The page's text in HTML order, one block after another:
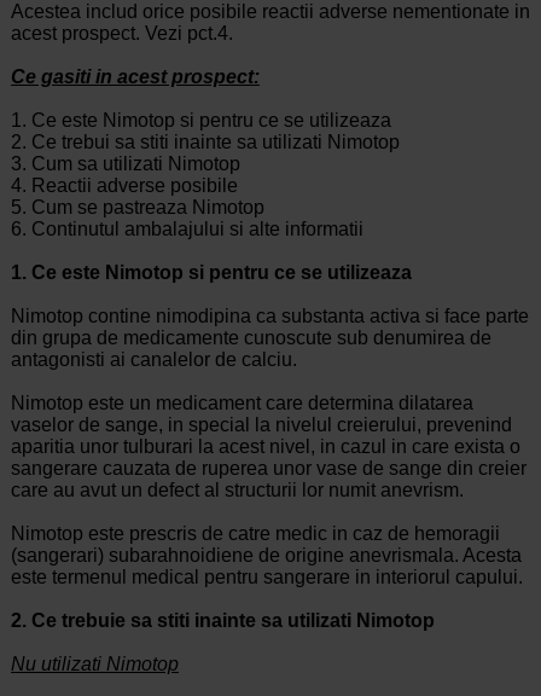
Acestea includ orice posibile reactii adverse nementionate in
acest prospect. Vezi pct.4.
Ce gasiti in acest prospect:
1. Ce este Nimotop si pentru ce se utilizeaza
2. Ce trebui sa stiti inainte sa utilizati Nimotop
3. Cum sa utilizati Nimotop
4. Reactii adverse posibile
5. Cum se pastreaza Nimotop
6. Continutul ambalajului si alte informatii
1. Ce este Nimotop si pentru ce se utilizeaza
Nimotop contine nimodipina ca substanta activa si face parte
din grupa de medicamente cunoscute sub denumirea de
antagonisti ai canalelor de calciu.
Nimotop este un medicament care determina dilatarea
vaselor de sange, in special la nivelul creierului, prevenind
aparitia unor tulburari la acest nivel, in cazul in care exista o
sangerare cauzata de ruperea unor vase de sange din creier
care au avut un defect al structurii lor numit anevrism.
Nimotop este prescris de catre medic in caz de hemoragii
(sangerari) subarahnoidiene de origine anevrismala. Acesta
este termenul medical pentru sangerare in interiorul capului.
2. Ce trebuie sa stiti inainte sa utilizati Nimotop
Nu utilizati Nimotop